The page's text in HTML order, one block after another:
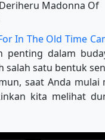
In The Old Time
dalam
satu bentuk
saat Anda
kita melihat